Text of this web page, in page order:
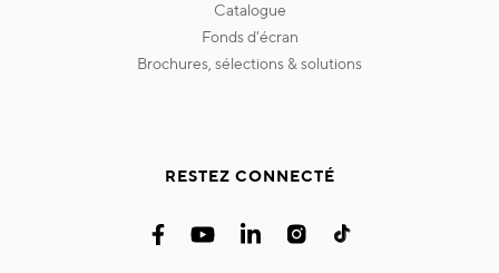
catalogue
fonds d'écran
brochures, sélections & solutions
RESTEZ CONNECTÉ